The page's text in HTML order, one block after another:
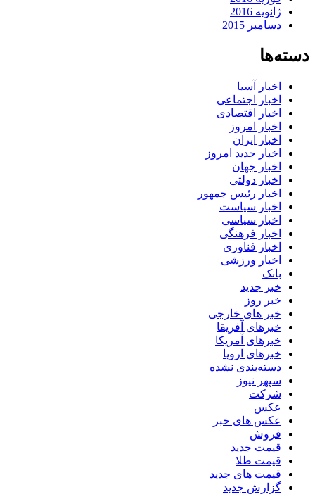
ژانویه 2016
دسامبر 2015
دسته‌ها
اخبار آسیا
اخبار اجتماعی
اخبار اقتصادی
اخبار امروز
اخبار ایران
اخبار جدید امروز
اخبار جهان
اخبار دولتی
اخبار رئیس جمهور
اخبار سیاست
اخبار سیاسی
اخبار فرهنگی
اخبار فناوری
اخبار ورزشی
بانک
خبر جدید
خبر روز
خبر های خارجی
خبرهای آفریقا
خبرهای آمریکا
خبرهای اروپا
دسته‌بندی نشده
سپهر نیوز
شرکت
عکس
عکس های خبر
فروش
قیمت جدید
قیمت طلا
قیمت های جدید
گزارش جدید